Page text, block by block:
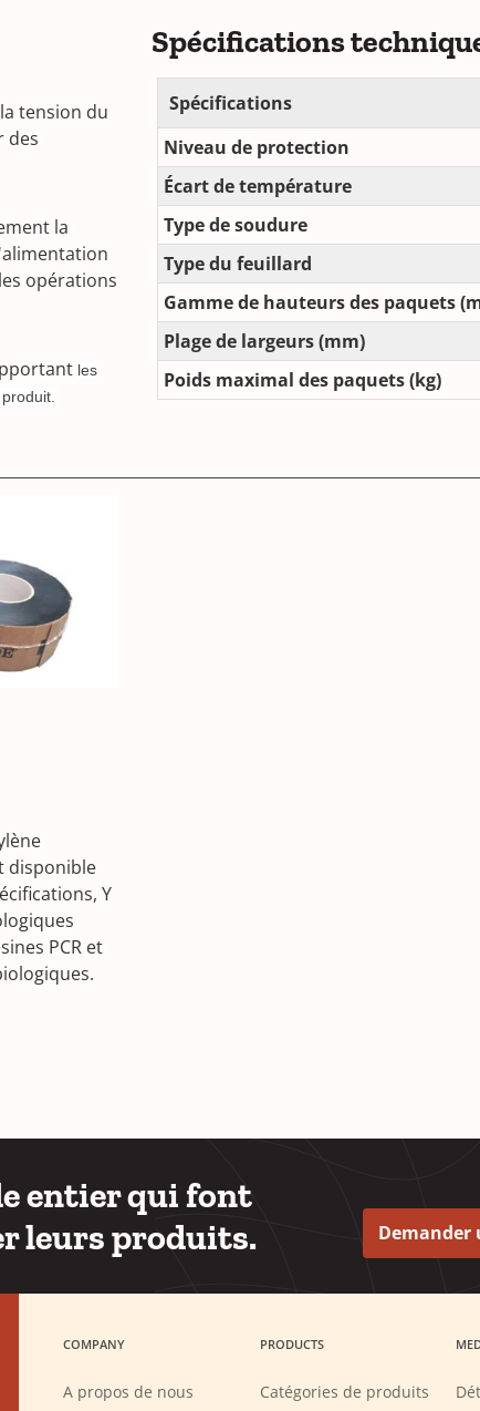
tension du
des
la
opérations
les
Spécifications
Spécifications
Niveau de protection
Écart de température
Type de soudure
Type du feuillard
Gamme de hauteurs des paquets
Plage de largeurs (mm)
Poids maximal des paquets (kg)
disponible
Y
PCR et
entier qui font
leurs produits.
Demander
COMPANY
A propos de nous
PRODUCTS
Catégories de produits